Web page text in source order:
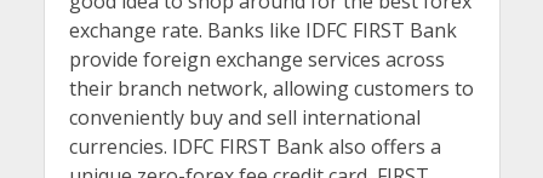
exchange rate. Banks like IDFC FIRST Bank
provide foreign exchange services across
their branch network, allowing customers to
conveniently buy and sell international
currencies. IDFC FIRST Bank also offers a